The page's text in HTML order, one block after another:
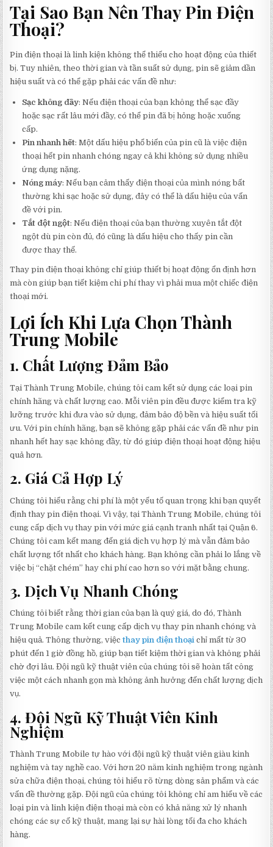
Tại Sao Bạn Nên Thay Pin Điện
Thoại?
Pin điện thoại là linh kiện không thể thiếu cho hoạt động của thiết
bị. Tuy nhiên, theo thời gian và tần suất sử dụng, pin sẽ giảm dần
hiệu suất và có thể gặp phải các vấn đề như:
Sạc không đầy: Nếu điện thoại của bạn không thể sạc đầy
hoặc sạc rất lâu mới đầy, có thể pin đã bị hỏng hoặc xuống
cấp.
Pin nhanh hết: Một dấu hiệu phổ biến của pin cũ là việc điện
thoại hết pin nhanh chóng ngay cả khi không sử dụng nhiều
ứng dụng nặng.
Nóng máy: Nếu bạn cảm thấy điện thoại của mình nóng bất
thường khi sạc hoặc sử dụng, đây có thể là dấu hiệu của vấn
đề với pin.
Tắt đột ngột: Nếu điện thoại của bạn thường xuyên tắt đột
ngột dù pin còn đủ, đó cũng là dấu hiệu cho thấy pin cần
được thay thế.
Thay pin điện thoại không chỉ giúp thiết bị hoạt động ổn định hơn
mà còn giúp bạn tiết kiệm chi phí thay vì phải mua một chiếc điện
thoại mới.
Lợi Ích Khi Lựa Chọn Thành
Trung Mobile
1. Chất Lượng Đảm Bảo
Tại Thành Trung Mobile, chúng tôi cam kết sử dụng các loại pin
chính hãng và chất lượng cao. Mỗi viên pin đều được kiểm tra kỹ
lưỡng trước khi đưa vào sử dụng, đảm bảo độ bền và hiệu suất tối
ưu. Với pin chính hãng, bạn sẽ không gặp phải các vấn đề như pin
nhanh hết hay sạc không đầy, từ đó giúp điện thoại hoạt động hiệu
quả hơn.
2. Giá Cả Hợp Lý
Chúng tôi hiểu rằng chi phí là một yếu tố quan trọng khi bạn quyết
định thay pin điện thoại. Vì vậy, tại Thành Trung Mobile, chúng tôi
cung cấp dịch vụ thay pin với mức giá cạnh tranh nhất tại Quận 6.
Chúng tôi cam kết mang đến giá dịch vụ hợp lý mà vẫn đảm bảo
chất lượng tốt nhất cho khách hàng. Bạn không cần phải lo lắng về
việc bị “chặt chém” hay chi phí cao hơn so với mặt bằng chung.
3. Dịch Vụ Nhanh Chóng
Chúng tôi biết rằng thời gian của bạn là quý giá, do đó, Thành
Trung Mobile cam kết cung cấp dịch vụ thay pin nhanh chóng và
hiệu quả. Thông thường, việcthay pin điện thoại chỉ mất từ 30
phút đến 1 giờ đồng hồ, giúp bạn tiết kiệm thời gian và không phải
chờ đợi lâu. Đội ngũ kỹ thuật viên của chúng tôi sẽ hoàn tất công
việc một cách nhanh gọn mà không ảnh hưởng đến chất lượng dịch
vụ.
4. Đội Ngũ Kỹ Thuật Viên Kinh
Nghiệm
Thành Trung Mobile tự hào với đội ngũ kỹ thuật viên giàu kinh
nghiệm và tay nghề cao. Với hơn 20 năm kinh nghiệm trong ngành
sửa chữa điện thoại, chúng tôi hiểu rõ từng dòng sản phẩm và các
vấn đề thường gặp. Đội ngũ của chúng tôi không chỉ am hiểu về các
loại pin và linh kiện điện thoại mà còn có khả năng xử lý nhanh
chóng các sự cố kỹ thuật, mang lại sự hài lòng tối đa cho khách
hàng.